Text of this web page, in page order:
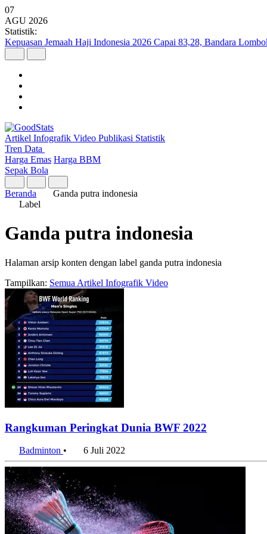
07
AGU 2026
Statistik:
Kepuasan Jemaah Haji Indonesia 2026 Capai 83,28, Bandara
Artikel Infografik Video Publikasi Statistik
Tren Data
Harga Emas Harga BBM
Sepak Bola
Beranda
Ganda putra indonesia
Label
Ganda putra indonesia
Halaman arsip konten dengan label ganda putra indonesia
Tampilkan: Semua Artikel Infografik Video
Rangkuman Peringkat Dunia BWF 2022
Badminton • 6 Juli 2022